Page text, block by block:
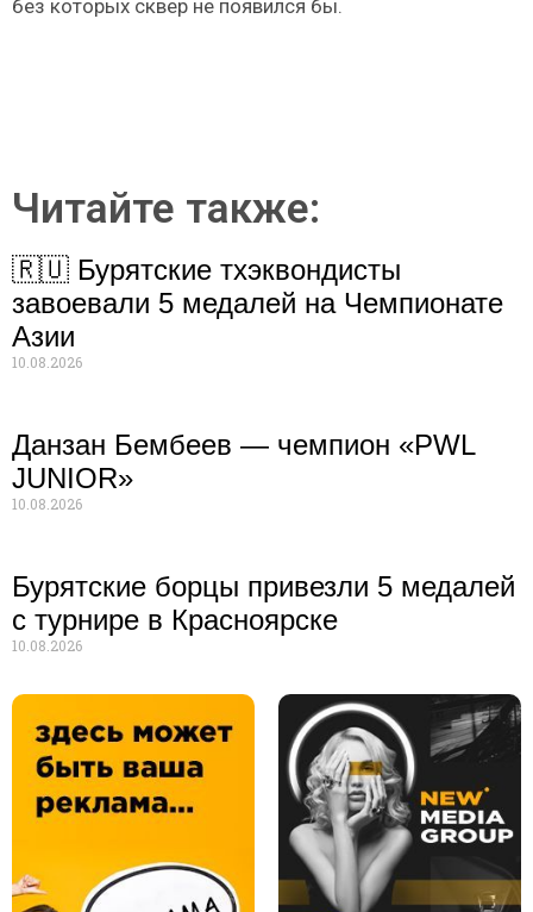
без которых сквер не появился бы.
Читайте также:
🇷🇺 Бурятские тхэквондисты
завоевали 5 медалей на Чемпионате
Азии
10.08.2026
Данзан Бембеев — чемпион «PWL
JUNIOR»
10.08.2026
Бурятские борцы привезли 5 медалей
с турнире в Красноярске
10.08.2026